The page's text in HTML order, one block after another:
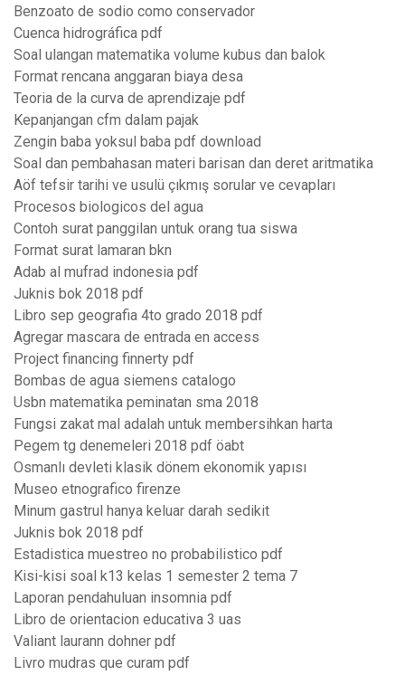
Benzoato de sodio como conservador
Cuenca hidrográfica pdf
Soal ulangan matematika volume kubus dan balok
Format rencana anggaran biaya desa
Teoria de la curva de aprendizaje pdf
Kepanjangan cfm dalam pajak
Zengin baba yoksul baba pdf download
Soal dan pembahasan materi barisan dan deret aritmatika
Aöf tefsir tarihi ve usulü çıkmış sorular ve cevapları
Procesos biologicos del agua
Contoh surat panggilan untuk orang tua siswa
Format surat lamaran bkn
Adab al mufrad indonesia pdf
Juknis bok 2018 pdf
Libro sep geografia 4to grado 2018 pdf
Agregar mascara de entrada en access
Project financing finnerty pdf
Bombas de agua siemens catalogo
Usbn matematika peminatan sma 2018
Fungsi zakat mal adalah untuk membersihkan harta
Pegem tg denemeleri 2018 pdf öabt
Osmanlı devleti klasik dönem ekonomik yapısı
Museo etnografico firenze
Minum gastrul hanya keluar darah sedikit
Juknis bok 2018 pdf
Estadistica muestreo no probabilistico pdf
Kisi-kisi soal k13 kelas 1 semester 2 tema 7
Laporan pendahuluan insomnia pdf
Libro de orientacion educativa 3 uas
Valiant laurann dohner pdf
Livro mudras que curam pdf